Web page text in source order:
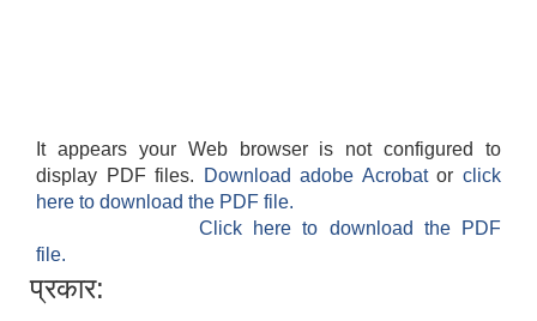
It appears your Web browser is not configured to
display PDF files.
Download adobe Acrobatorclick
here to download the PDF file.
Click here to download the PDF
file.
प्रकार: